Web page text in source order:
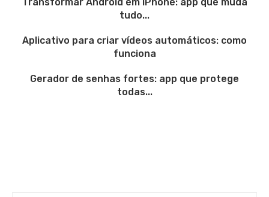
tudo...
Aplicativo para criar vídeos automáticos: como
funciona
Gerador de senhas fortes: app que protege
todas...